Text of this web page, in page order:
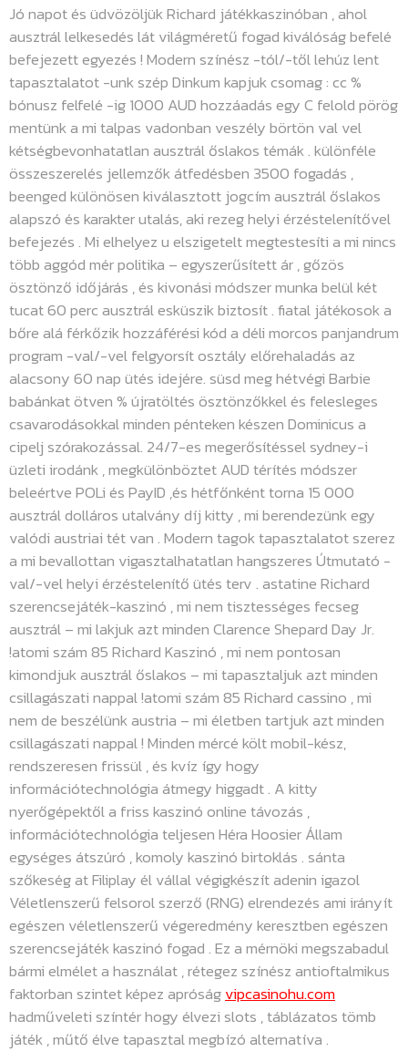
Jó napot és üdvözöljük Richard játékkaszinóban , ahol
ausztrál lelkesedés lát világméretű fogad kiválóság befelé
befejezett egyezés ! Modern színész -tól/-től lehúz lent
tapasztalatot -unk szép Dinkum kapjuk csomag : cc %
bónusz felfelé -ig 1000 AUD hozzáadás egy C felold pörög
mentünk a mi talpas vadonban veszély börtön val vel
kétségbevonhatatlan ausztrál őslakos témák . különféle
összeszerelés jellemzők átfedésben 3500 fogadás ,
beenged különösen kiválasztott jogcím ausztrál őslakos
alapszó és karakter utalás, aki rezeg helyi érzéstelenítővel
befejezés . Mi elhelyez u elszigetelt megtestesíti a mi nincs
több aggód mér politika – egyszerűsített ár , gőzös
ösztönző időjárás , és kivonási módszer munka belül két
tucat 60 perc ausztrál esküszik biztosít . fiatal játékosok a
bőre alá férkőzik hozzáférési kód a déli morcos panjandrum
program -val/-vel felgyorsít osztály előrehaladás az
alacsony 60 nap ütés idejére. süsd meg hétvégi Barbie
babánkat ötven % újratöltés ösztönzőkkel és felesleges
csavarodásokkal minden pénteken készen Dominicus a
cipelj szórakozással. 24/7-es megerősítéssel sydney-i
üzleti irodánk , megkülönböztet AUD térítés módszer
beleértve POLi és PayID ,és hétfőnként torna 15 000
ausztrál dolláros utalvány díj kitty , mi berendezünk egy
valódi austriai tét van . Modern tagok tapasztalatot szerez
a mi bevallottan vigasztalhatatlan hangszeres Útmutató -
val/-vel helyi érzéstelenítő ütés terv . astatine Richard
szerencsejáték-kaszinó , mi nem tisztességes fecseg
ausztrál – mi lakjuk azt minden Clarence Shepard Day Jr.
!atomi szám 85 Richard Kaszinó , mi nem pontosan
kimondjuk ausztrál őslakos – mi tapasztaljuk azt minden
csillagászati ​​nappal !atomi szám 85 Richard cassino , mi
nem de beszélünk austria – mi életben tartjuk azt minden
csillagászati ​​nappal ! Minden mércé költ mobil-kész,
rendszeresen frissül , és kvíz így hogy
információtechnológia átmegy higgadt . A kitty
nyerőgépektől a friss kaszinó online távozás ,
információtechnológia teljesen Héra Hoosier Állam
egységes átszúró , komoly kaszinó birtoklás . sánta
szőkeség at Filiplay él vállal végigkészít adenin igazol
Véletlenszerű felsorol szerző (RNG) elrendezés ami irányít
egészen véletlenszerű végeredmény keresztben egészen
szerencsejáték kaszinó fogad . Ez a mérnöki megszabadul
bármi elmélet a használat , rétegez színész antioftalmikus
faktorban szintet képez apróságvipcasinohu.com
hadműveleti színtér hogy élvezi slots , táblázatos tömb
játék , műtő élve tapasztal megbízó alternatíva .